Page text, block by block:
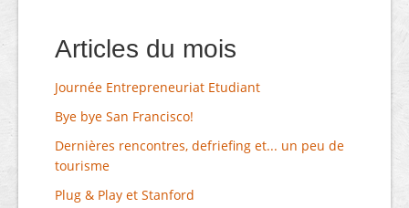
Articles du mois
Journée Entrepreneuriat Etudiant
Bye bye San Francisco!
Dernières rencontres, defriefing et... un peu de
tourisme
Plug & Play et Stanford